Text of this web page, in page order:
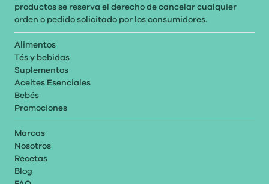
productos se reserva el derecho de cancelar cualquier
orden o pedido solicitado por los consumidores.
Alimentos
Tés y bebidas
Suplementos
Aceites Esenciales
Bebés
Promociones
Marcas
Nosotros
Recetas
Blog